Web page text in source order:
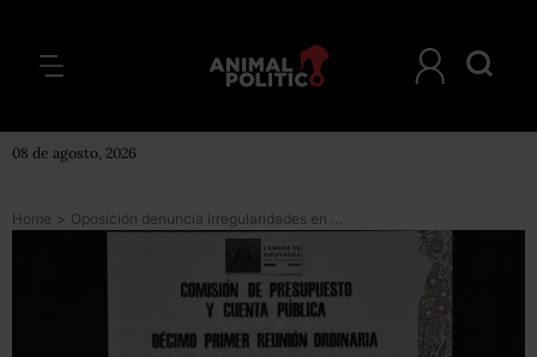
08 de agosto, 2026
Home > Oposición denuncia irregularidades en discusión sobre fideicomisos; piden que no suba a pleno